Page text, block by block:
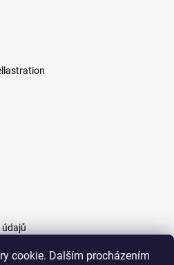
cookie. Dalším procházením